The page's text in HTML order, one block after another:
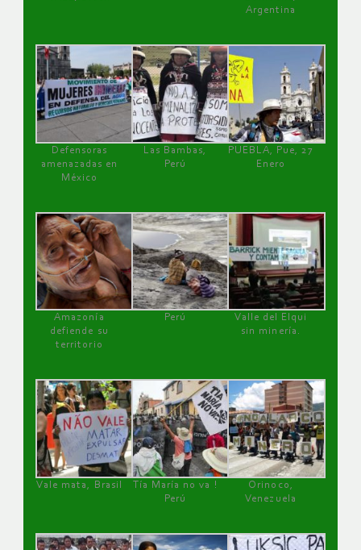
Argentina
Defensoras
amenazadas en
México
Las Bambas,
Perú
PUEBLA, Pue, 27
Enero
Amazonía
defiende su
territorio
Perú
Valle del Elqui
sin minería.
Vale mata, Brasil
Tía María no va !
Perú
Orinoco,
Venezuela